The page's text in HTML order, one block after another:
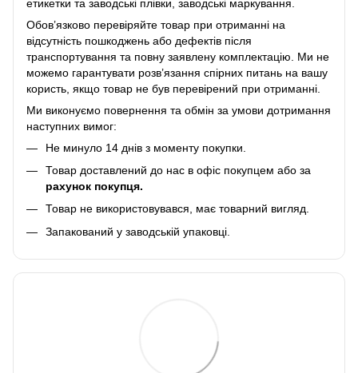
етикетки та заводські плівки, заводські маркування.
Обов’язково перевіряйте товар при отриманні на
відсутність пошкоджень або дефектів після
транспортування та повну заявлену комплектацію. Ми не
можемо гарантувати розв’язання спірних питань на вашу
користь, якщо товар не був перевірений при отриманні.
Ми виконуємо повернення та обмін за умови дотримання
наступних вимог:
Не минуло 14 днів з моменту покупки.
Товар доставлений до нас в офіс покупцем або за
рахунок покупця.
Товар не використовувався, має товарний вигляд.
Запакований у заводській упаковці.